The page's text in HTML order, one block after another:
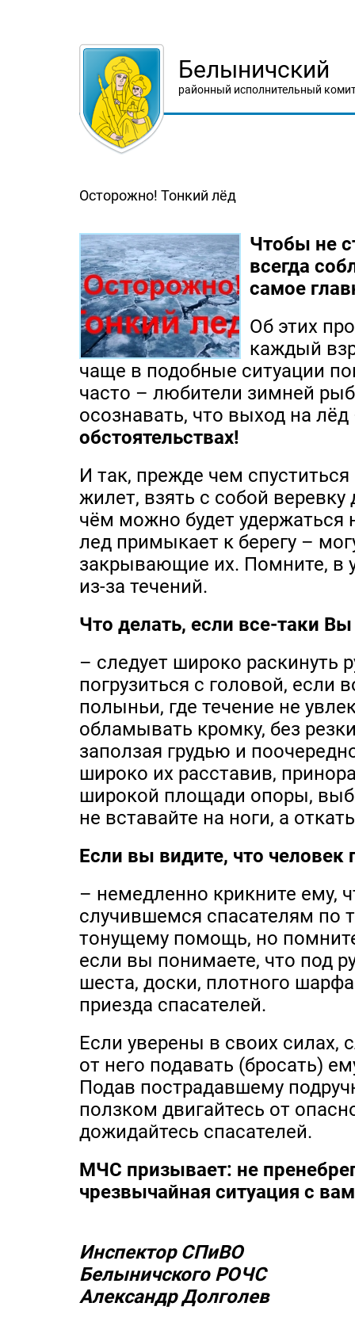
Белыничский
районный исполнительный
Осторожно! Тонкий лёд
Чтобы не
всегда
самое
Об этих
каждый
чаще в подобные ситуации
часто – любители зимней
осознавать, что выход на
обстоятельствах!
И так, прежде чем
жилет, взять с собой
чём можно будет удержаться
лед примыкает к берегу –
закрывающие их. Помните, в
из-за течений.
Что делать, если все-таки
– следует широко раскинуть
погрузиться с головой, если
полыньи, где течение не
обламывать кромку, без
заползая грудью и
широко их расставив,
широкой площади опоры,
не вставайте на ноги, а
Если вы видите, что человек
– немедленно крикните ему,
случившемся спасателям по
тонущему помощь, но
если вы понимаете, что под
шеста, доски, плотного
приезда спасателей.
Если уверены в своих силах,
от него подавать (бросать)
Подав пострадавшему
ползком двигайтесь от
дожидайтесь спасателей.
МЧС призывает: не
чрезвычайная ситуация с
Инспектор СПиВО
Белыничского РОЧС
Александр Долголев